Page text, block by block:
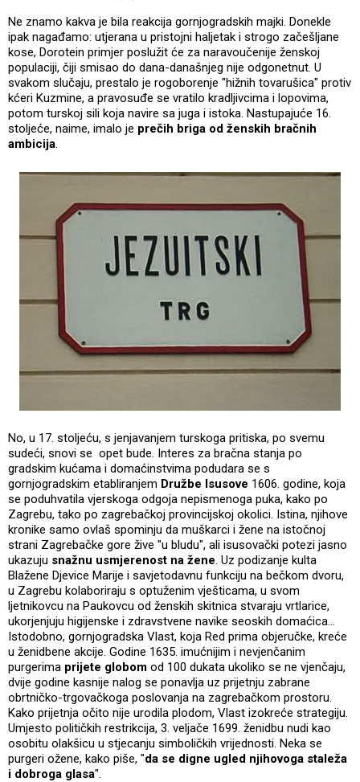
Ne znamo kakva je bila reakcija gornjogradskih majki. Donekle
ipak nagađamo: utjerana u pristojni haljetak i strogo začešljane
kose, Dorotein primjer poslužit će za naravoučenije ženskoj
populaciji, čiji smisao do dana-današnjeg nije odgonetnut. U
svakom slučaju, prestalo je rogoborenje "hižnih tovarušica" protiv
kćeri Kuzmine, a pravosuđe se vratilo kradljivcima i lopovima,
potom turskoj sili koja navire sa juga i istoka. Nastupajuće 16.
stoljeće, naime, imalo je prečih briga od ženskih bračnih
ambicija.
No, u 17. stoljeću, s jenjavanjem turskoga pritiska, po svemu
sudeći, snovi se opet bude. Interes za bračna stanja po
gradskim kućama i domaćinstvima podudara se s
gornjogradskim etabliranjem Družbe Isusove 1606. godine, koja
se poduhvatila vjerskoga odgoja nepismenoga puka, kako po
Zagrebu, tako po zagrebačkoj provincijskoj okolici. Istina, njihove
kronike samo ovlaš spominju da muškarci i žene na istočnoj
strani Zagrebačke gore žive "u bludu", ali isusovački potezi jasno
ukazuju snažnu usmjerenost na žene. Uz podizanje kulta
Blažene Djevice Marije i savjetodavnu funkciju na bečkom dvoru,
u Zagrebu kolaboriraju s optuženim vješticama, u svom
ljetnikovcu na Paukovcu od ženskih skitnica stvaraju vrtlarice,
ukorjenjuju higijenske i zdravstvene navike seoskih domaćica...
Istodobno, gornjogradska Vlast, koja Red prima objeručke, kreće
u ženidbene akcije. Godine 1635. imućnijim i nevjenčanim
purgerima prijete globom od 100 dukata ukoliko se ne vjenčaju,
dvije godine kasnije nalog se ponavlja uz prijetnju zabrane
obrtničko-trgovačkoga poslovanja na zagrebačkom prostoru.
Kako prijetnja očito nije urodila plodom, Vlast izokreće strategiju.
Umjesto političkih restrikcija, 3. veljače 1699. ženidbu nudi kao
osobitu olakšicu u stjecanju simboličkih vrijednosti. Neka se
purgeri ožene, kako piše, "da se digne ugled njihovoga staleža
i dobroga glasa".